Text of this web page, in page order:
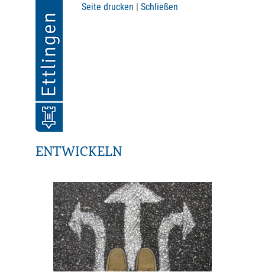
Seite drucken | Schließen
ENTWICKELN